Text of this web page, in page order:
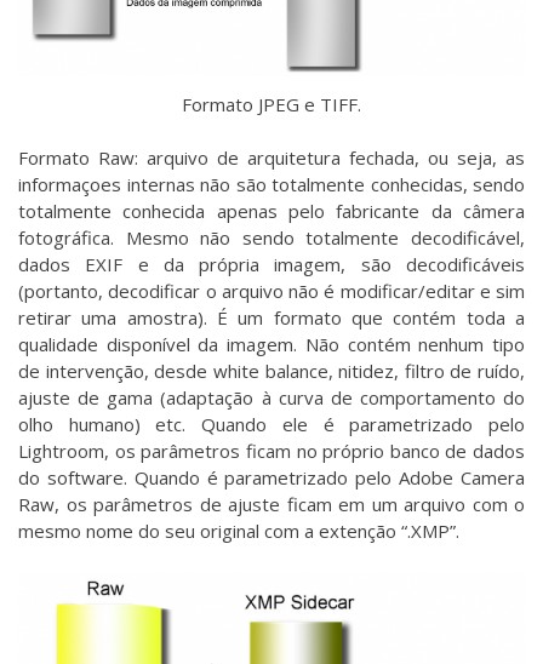
Formato JPEG e TIFF.
Formato Raw: arquivo de arquitetura fechada, ou seja, as
informaçoes internas não são totalmente conhecidas, sendo
totalmente conhecida apenas pelo fabricante da câmera
fotográfica. Mesmo não sendo totalmente decodificável,
dados EXIF e da própria imagem, são decodificáveis
(portanto, decodificar o arquivo não é modificar/editar e sim
retirar uma amostra). É um formato que contém toda a
qualidade disponível da imagem. Não contém nenhum tipo
de intervenção, desde white balance, nitidez, filtro de ruído,
ajuste de gama (adaptação à curva de comportamento do
olho humano) etc. Quando ele é parametrizado pelo
Lightroom, os parâmetros ficam no próprio banco de dados
do software. Quando é parametrizado pelo Adobe Camera
Raw, os parâmetros de ajuste ficam em um arquivo com o
mesmo nome do seu original com a extenção “.XMP”.